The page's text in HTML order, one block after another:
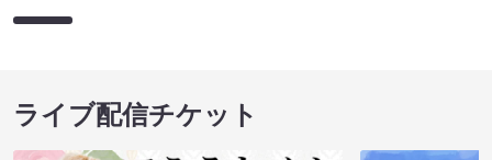
ライブ配信チケット